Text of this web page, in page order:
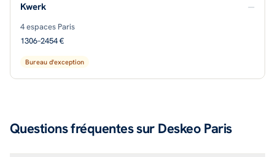
Kwerk —
4espaces Paris
1306–2454 €
Bureau d'exception
Questions fréquentes sur Deskeo Paris